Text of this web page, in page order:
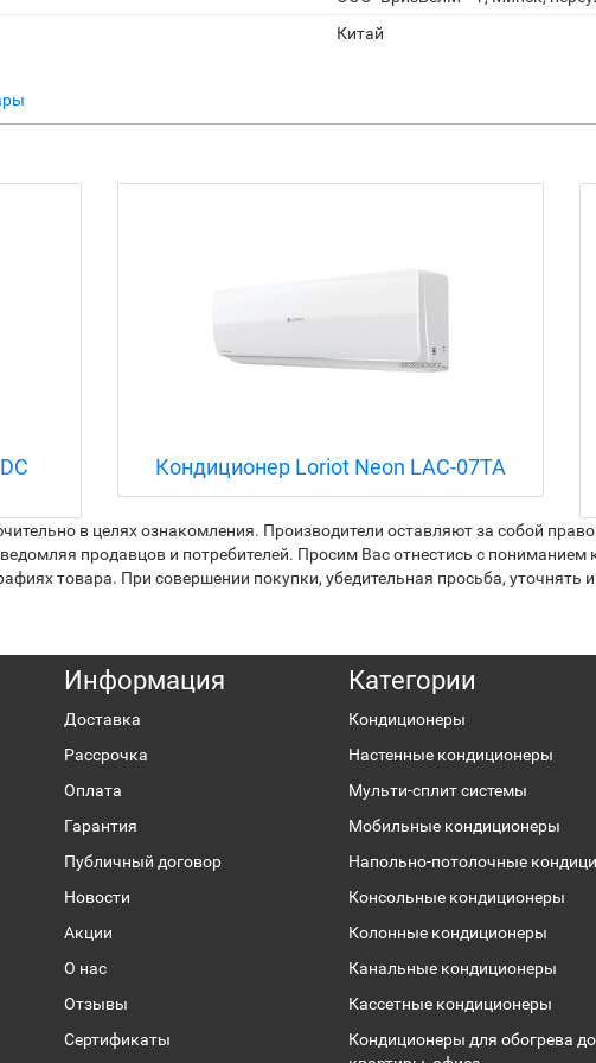
Китай
Кондиционер Loriot Residence Smart
в целях ознакомления. Производители оставляют за собой
продавцов и потребителей. Просим Вас отнестись с
товара. При совершении покупки, убедительная просьба, уточнять
Информация
Доставка
Рассрочка
Оплата
Гарантия
Публичный договор
Новости
Акции
О нас
Отзывы
Сертификаты
Категории
Кондиционеры
Настенные кондиционеры
Мульти-сплит системы
Мобильные кондиционеры
Напольно-потолочные
Консольные кондиционеры
Колонные кондиционеры
Канальные кондиционеры
Кассетные кондиционеры
Кондиционеры для обогрева